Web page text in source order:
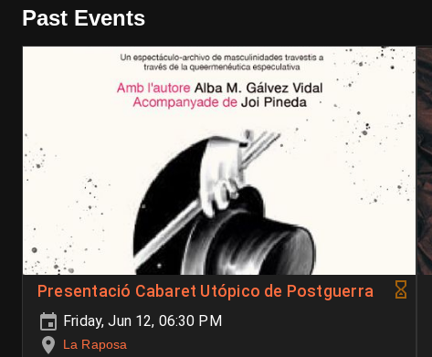
Past Events
Presentació Cabaret Utópico de Postguerra
Friday, Jun 12, 06:30 PM
La Raposa